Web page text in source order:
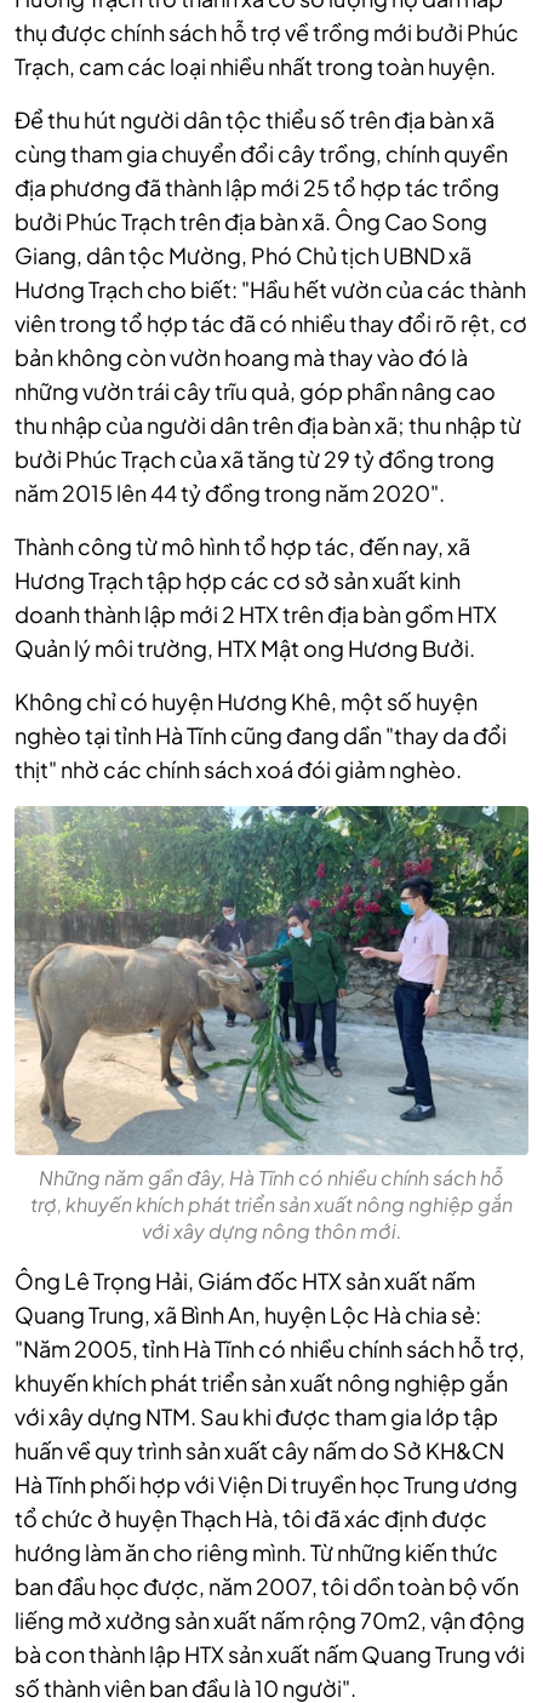
thụ được chính sách hỗ trợ về trồng mới bưởi Phúc
Trạch, cam các loại nhiều nhất trong toàn huyện.
Để thu hút người dân tộc thiểu số trên địa bàn xã
cùng tham gia chuyển đổi cây trồng, chính quyền
địa phương đã thành lập mới 25 tổ hợp tác trồng
bưởi Phúc Trạch trên địa bàn xã. Ông Cao Song
Giang, dân tộc Mường, Phó Chủ tịch UBND xã
Hương Trạch cho biết: "Hầu hết vườn của các thành
viên trong tổ hợp tác đã có nhiều thay đổi rõ rệt, cơ
bản không còn vườn hoang mà thay vào đó là
những vườn trái cây trĩu quả, góp phần nâng cao
thu nhập của người dân trên địa bàn xã; thu nhập từ
bưởi Phúc Trạch của xã tăng từ 29 tỷ đồng trong
năm 2015 lên 44 tỷ đồng trong năm 2020".
Thành công từ mô hình tổ hợp tác, đến nay, xã
Hương Trạch tập hợp các cơ sở sản xuất kinh
doanh thành lập mới 2 HTX trên địa bàn gồm HTX
Quản lý môi trường, HTX Mật ong Hương Bưởi.
Không chỉ có huyện Hương Khê, một số huyện
nghèo tại tỉnh Hà Tĩnh cũng đang dần "thay da đổi
thịt" nhờ các chính sách xoá đói giảm nghèo.
Những năm gần đây, Hà Tĩnh có nhiều chính sách hỗ
trợ, khuyến khích phát triển sản xuất nông nghiệp gắn
với xây dựng nông thôn mới.
Ông Lê Trọng Hải, Giám đốc HTX sản xuất nấm
Quang Trung, xã Bình An, huyện Lộc Hà chia sẻ:
"Năm 2005, tỉnh Hà Tĩnh có nhiều chính sách hỗ trợ,
khuyến khích phát triển sản xuất nông nghiệp gắn
với xây dựng NTM. Sau khi được tham gia lớp tập
huấn về quy trình sản xuất cây nấm do Sở KH&CN
Hà Tĩnh phối hợp với Viện Di truyền học Trung ương
tổ chức ở huyện Thạch Hà, tôi đã xác định được
hướng làm ăn cho riêng mình. Từ những kiến thức
ban đầu học được, năm 2007, tôi dồn toàn bộ vốn
liếng mở xưởng sản xuất nấm rộng 70m2, vận động
bà con thành lập HTX sản xuất nấm Quang Trung với
số thành viên ban đầu là 10 người".